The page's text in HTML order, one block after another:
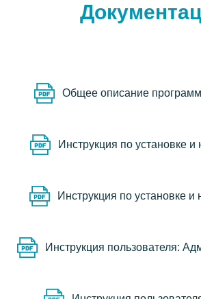
Общее описание
Инструкция по установке
Инструкция по установке
Инструкция пользователя: